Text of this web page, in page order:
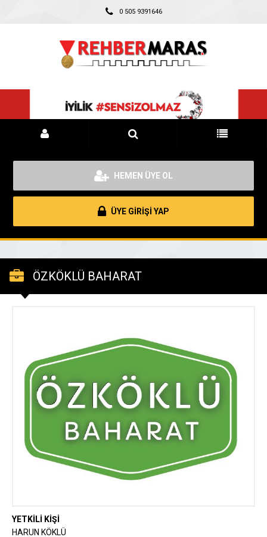
0 505 9391646
HEMEN ÜYE OL
ÜYE GİRİŞİ YAP
ÖZKÖKLÜ BAHARAT
YETKİLİ KİŞİ
HARUN KÖKLÜ